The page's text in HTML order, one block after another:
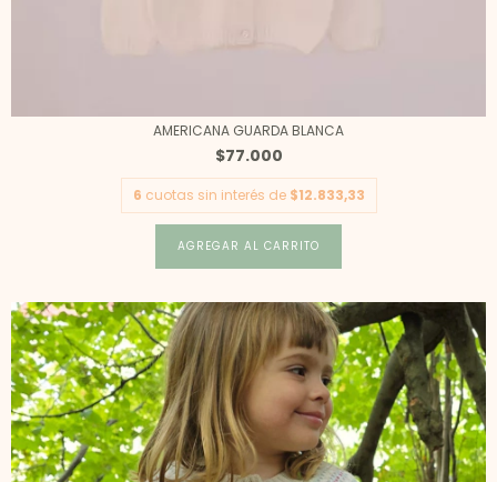
AMERICANA GUARDA BLANCA
$77.000
6 cuotas sin interés de $12.833,33
AGREGAR AL CARRITO